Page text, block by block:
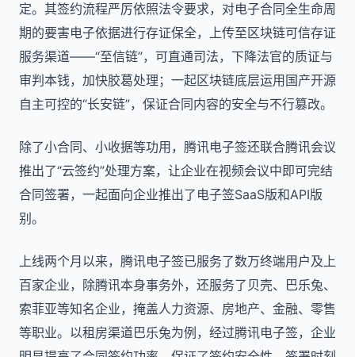
定。其签约流程严厉依照法令要求，对电子合同全生命周
期的要害电子依据进行存证保全，上传至区块链可信存证
服务渠道——“至信链”，可直通司法，下降法官的质证与
审判本钱，加快胶葛处理；一起区块链底层运用国产开源
自主可控的“长安链”，保证合同内容的安全与不行篡改。
除了小合同、小收据等功用，腾讯电子签还联合腾讯会议
推出了“云签约”处理方案，让企业在视频会议中即可完结
合同签署，一起面向企业推出了电子签SaaS版和API版
别。
上线两个月以来，腾讯电子签已服务了数万终端用户及上
百家企业，除腾讯本身事务外，还服务了贝壳、巴乐兔、
索菲亚等知名企业，掩盖人力资源、房地产、金融、零售
等职业。以租房渠道巴乐兔为例，经过腾讯电子签，企业